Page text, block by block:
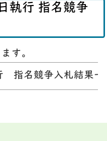
執行 指名競争
す。
指名競争入札結果一